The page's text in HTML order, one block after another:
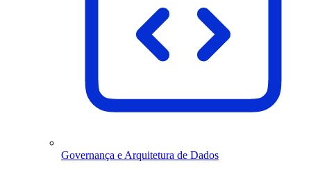
Governança e Arquitetura de Dados